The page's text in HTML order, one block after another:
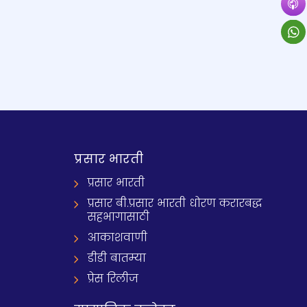
प्रसार भारती
प्रसार भारती
प्रसार बी.प्रसार भारती धोरण करारबद्ध
सहभागासाठी
आकाशवाणी
डीडी बातम्या
प्रेस रिलीज